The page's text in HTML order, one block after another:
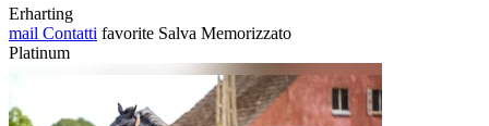
Erharting
mail Contatti favorite Salva Memorizzato
Platinum